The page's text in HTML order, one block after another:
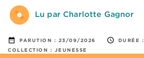
Lu par Charlotte Gagnor
date_range PARUTION : 23/09/2026 access_time DURÉE :
COLLECTION : JEUNESSE